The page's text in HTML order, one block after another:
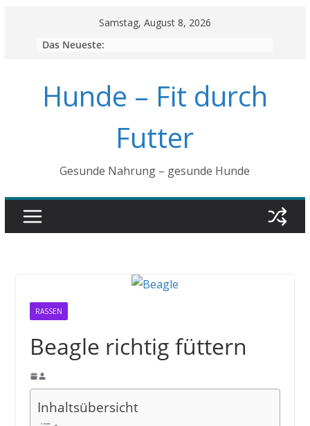
Samstag, August 8, 2026
Das Neueste:
Hunde – Fit durch
Futter
Gesunde Nahrung – gesunde Hunde
RASSEN
Beagle richtig füttern
Inhaltsübersicht